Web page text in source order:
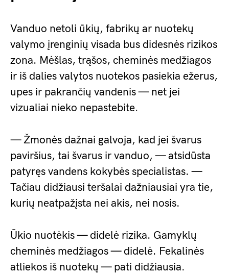
Vanduo netoli ūkių, fabrikų ar nuotekų
valymo įrenginių visada bus didesnės rizikos
zona. Mėšlas, trąšos, cheminės medžiagos
ir iš dalies valytos nuotekos pasiekia ežerus,
upes ir pakrančių vandenis — net jei
vizualiai nieko nepastebite.
— Žmonės dažnai galvoja, kad jei švarus
paviršius, tai švarus ir vanduo, — atsidūsta
patyręs vandens kokybės specialistas. —
Tačiau didžiausi teršalai dažniausiai yra tie,
kurių neatpažįsta nei akis, nei nosis.
Ūkio nuotėkis — didelė rizika. Gamyklų
cheminės medžiagos — didelė. Fekalinės
atliekos iš nuotekų — pati didžiausia.